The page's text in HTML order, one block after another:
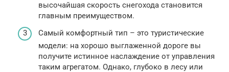
высочайшая скорость снегохода становится
главным преимуществом.
Самый комфортный тип – это туристические
модели: на хорошо выглаженной дороге вы
получите истинное наслаждение от управления
таким агрегатом. Однако, глубоко в лесу или